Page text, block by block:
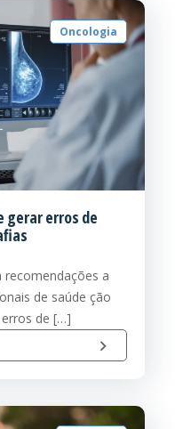
Oncologia
gerar erros de
recomendações a
de saúde ção
de […]